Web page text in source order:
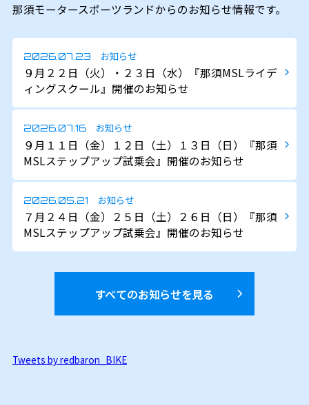
那須モータースポーツランドからのお知らせ情報です。
2026.07.23 お知らせ
９月２２日（火）・２３日（水）『那須MSLライデ
ィングスクール』開催のお知らせ
2026.07.16 お知らせ
９月１１日（金）１２日（土）１３日（日）『那須
MSLステップアップ試乗会』開催のお知らせ
2026.05.21 お知らせ
７月２４日（金）２５日（土）２６日（日）『那須
MSLステップアップ試乗会』開催のお知らせ
すべてのお知らせを見る
Tweets by redbaron_BIKE